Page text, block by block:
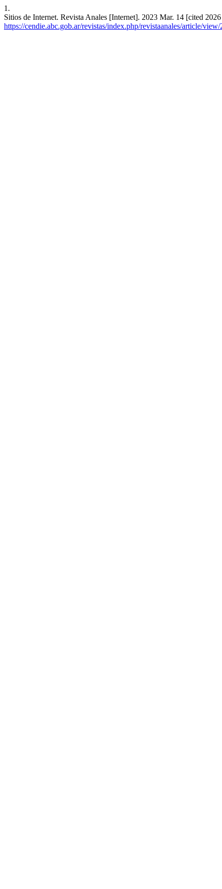
1.
Sitios de Internet. Revista Anales [Internet]. 2023 Mar. 14 [cited
https://cendie.abc.gob.ar/revistas/index.php/revistaanales/article/view/